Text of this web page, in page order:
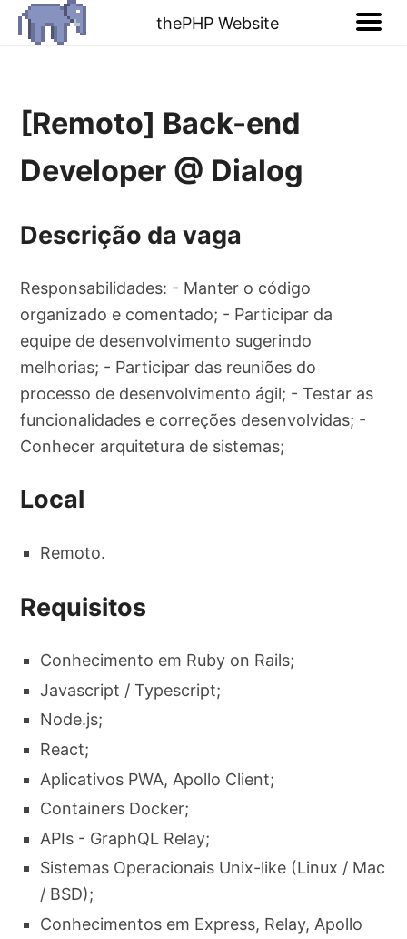
thePHP Website
[Remoto] Back-end
Developer @ Dialog
Descrição da vaga
Responsabilidades: - Manter o código
organizado e comentado; - Participar da
equipe de desenvolvimento sugerindo
melhorias; - Participar das reuniões do
processo de desenvolvimento ágil; - Testar as
funcionalidades e correções desenvolvidas; -
Conhecer arquitetura de sistemas;
Local
Remoto.
Requisitos
Conhecimento em Ruby on Rails;
Javascript / Typescript;
Node.js;
React;
Aplicativos PWA, Apollo Client;
Containers Docker;
APIs - GraphQL Relay;
Sistemas Operacionais Unix-like (Linux / Mac
/ BSD);
Conhecimentos em Express, Relay, Apollo